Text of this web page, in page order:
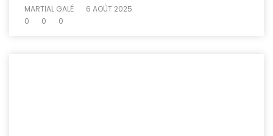
MARTIAL GALÉ
6 AOÛT 2025
0
0 0